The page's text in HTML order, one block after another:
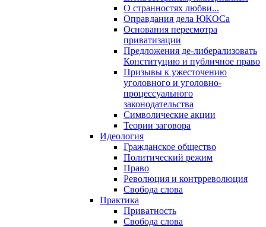
О странностях любви...
Оправдания дела ЮКОСа
Основания пересмотра
приватизации
Предложения де-либерализовать
Конституцию и публичное право
Призывы к ужесточению
уголовного и уголовно-
процессуального
законодательства
Символические акции
Теории заговора
Идеология
Гражданское общество
Политический режим
Право
Революция и контрреволюция
Свобода слова
Практика
Приватность
Свобода слова